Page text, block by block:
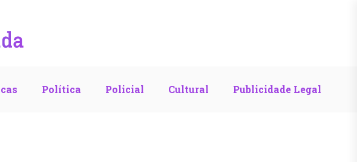
Política Policial Cultural Publicidade Legal